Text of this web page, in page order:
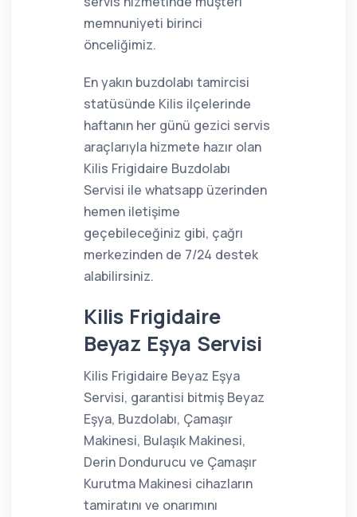
memnuniyeti birinci
önceliğimiz.
En yakın buzdolabı tamircisi
statüsünde Kilis ilçelerinde
haftanın her günü gezici servis
araçlarıyla hizmete hazır olan
Kilis Frigidaire Buzdolabı
Servisi ile whatsapp üzerinden
hemen iletişime
geçebileceğiniz gibi, çağrı
merkezinden de 7/24 destek
alabilirsiniz.
Kilis Frigidaire
Beyaz Eşya Servisi
Kilis Frigidaire Beyaz Eşya
Servisi, garantisi bitmiş Beyaz
Eşya, Buzdolabı, Çamaşır
Makinesi, Bulaşık Makinesi,
Derin Dondurucu ve Çamaşır
Kurutma Makinesi cihazların
tamiratını ve onarımını